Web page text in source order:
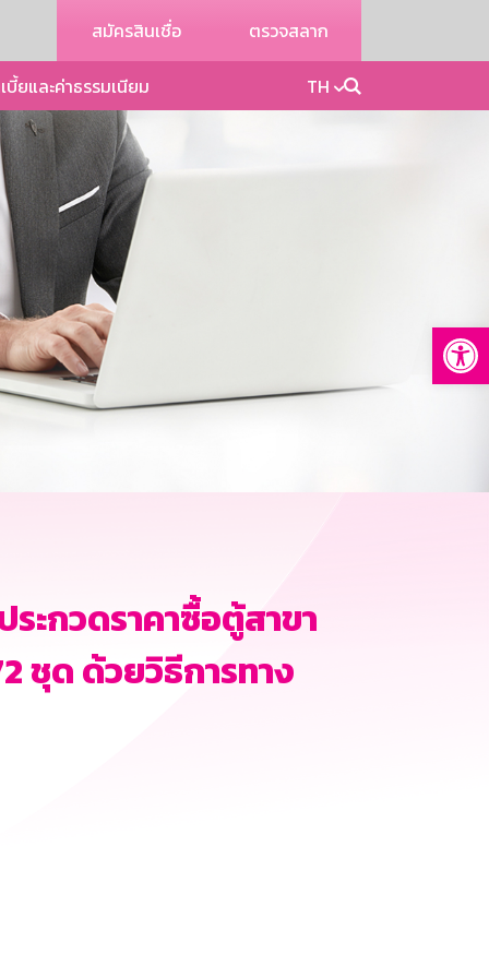
สมัครสินเชื่อ ตรวจสลาก
บี้ยและค่าธรรมเนียม TH
ระกวดราคาซื้อตู้สาขา
ชุด ด้วยวิธีการทาง